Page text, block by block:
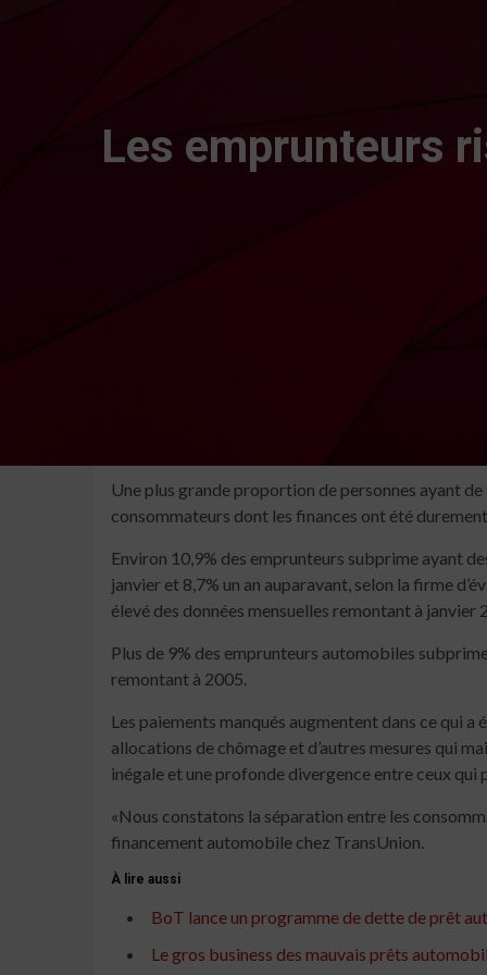
Les emprunteurs
Une plus grande proportion de personnes ayant
consommateurs dont les finances ont été
Environ 10,9% des emprunteurs subprime ayant
janvier et 8,7% un an auparavant, selon la firme
élevé des données mensuelles remontant à janvier
Plus de 9% des emprunteurs automobiles
remontant à 2005.
Les paiements manqués augmentent dans ce qui
allocations de chômage et d’autres mesures qui
inégale et une profonde divergence entre ceux qui
«Nous constatons la séparation entre les
financement automobile chez TransUnion.
À lire aussi
BoT lance un programme de dette de prêt
Le gros business des mauvais prêts